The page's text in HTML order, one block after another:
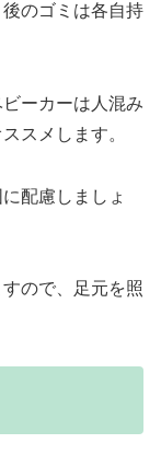
のゴミは各自持
ーカーは人混み
スメします。
配慮しましょ
ので、足元を照